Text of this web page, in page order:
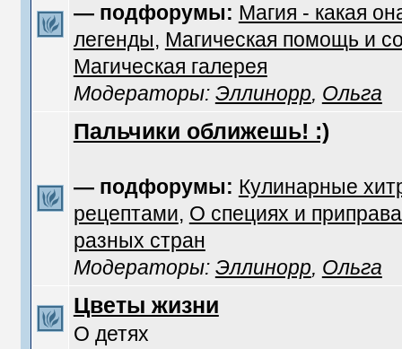
— подфорумы: Магия - какая
легенды, Магическая помощь и
Магическая галерея
Модераторы: Эллинорр, Ольга
Пальчики оближешь! :)
— подфорумы: Кулинарные
рецептами, О специях и
разных стран
Модераторы: Эллинорр, Ольга
Цветы жизни
О детях